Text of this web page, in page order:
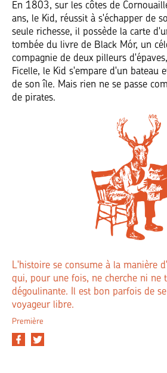
En 1803, sur les côtes de
ans, le Kid, réussit à s'échapper de
seule richesse, il possède la carte
tombée du livre de Black Mór, un
compagnie de deux pilleurs
Ficelle, le Kid s'empare d'un bateau
de son île. Mais rien ne se passe
de pirates.
L'histoire se consume à la manière
qui, pour une fois, ne cherche ni ne
dégoulinante. Il est bon parfois de
voyageur libre.
Première